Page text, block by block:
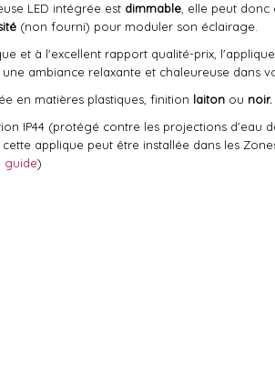
LED intégrée est dimmable , elle peut
(non fourni) pour moduler son éclairage.
et à l'excellent rapport qualité-prix,
ambiance relaxante et chaleureuse dans
en matières plastiques, finition laiton ou noir.
IP44 (protégé contre les projections d'eau
applique peut être installée dans les
guide)